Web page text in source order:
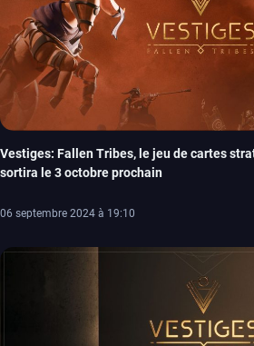
Vestiges: Fallen Tribes, le jeu de cartes
sortira le 3 octobre prochain
06 septembre 2024 à 19:10